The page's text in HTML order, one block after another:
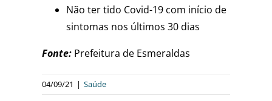
Não ter tido Covid-19 com início de
sintomas nos últimos 30 dias
Fonte:Prefeitura de Esmeraldas
04/09/21 | Saúde